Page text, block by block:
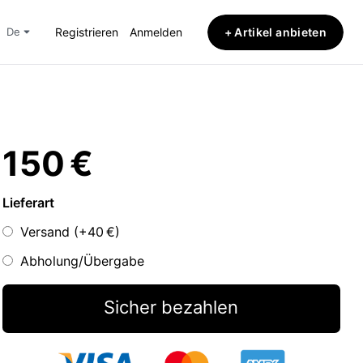
de Registrieren Anmelden + Artikel anbieten
150 €
Lieferart
Versand (+40 €)
Abholung/Übergabe
Sicher bezahlen